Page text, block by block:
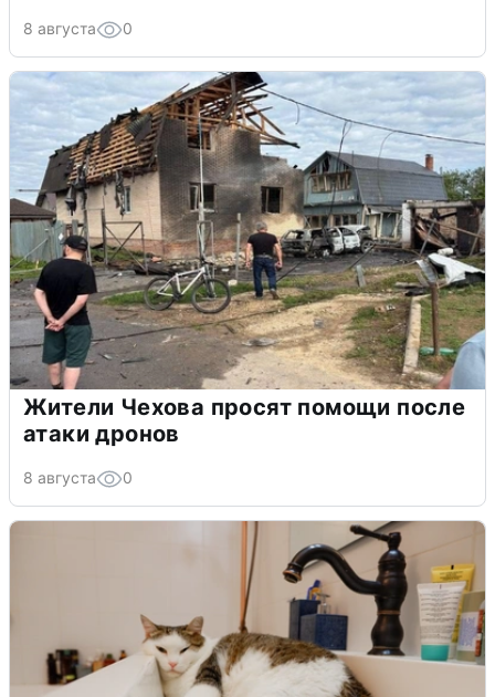
8 августа 0
Жители Чехова просят помощи после
атаки дронов
8 августа 0